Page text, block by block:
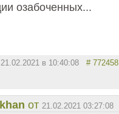
озабоченных...
21.02.2021 в 10:40:08 # 772458
от 21.02.2021 03:27:08